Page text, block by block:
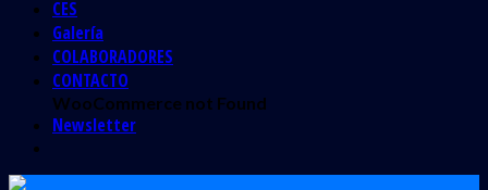
CES
Galería
COLABORADORES
CONTACTO
WooCommerce not Found
Newsletter